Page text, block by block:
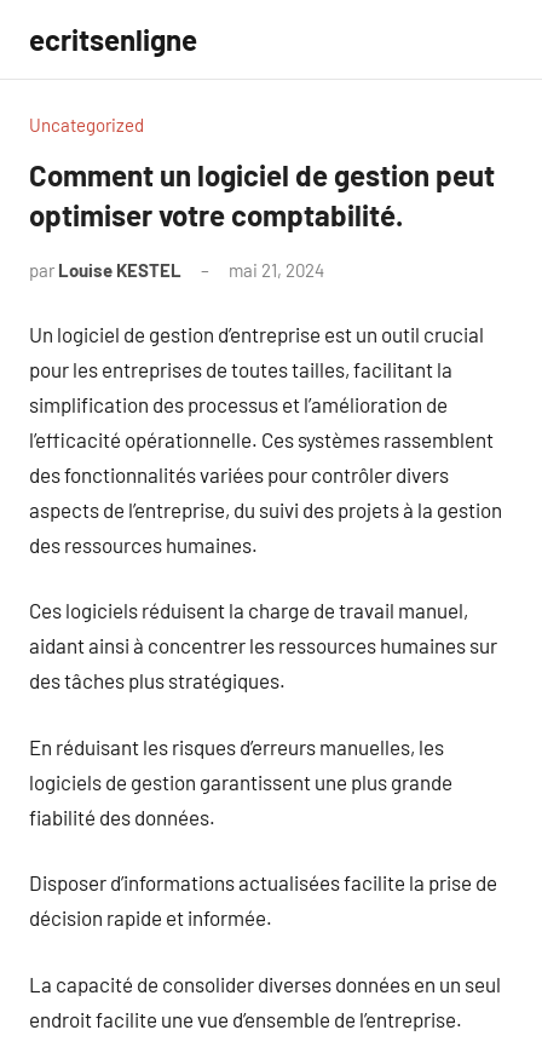
contenu
ecritsenligne
Uncategorized
Comment un logiciel de gestion peut
optimiser votre comptabilité.
par Louise KESTEL mai 21, 2024
Un logiciel de gestion d’entreprise est un outil crucial
pour les entreprises de toutes tailles, facilitant la
simplification des processus et l’amélioration de
l’efficacité opérationnelle. Ces systèmes rassemblent
des fonctionnalités variées pour contrôler divers
aspects de l’entreprise, du suivi des projets à la gestion
des ressources humaines.
Ces logiciels réduisent la charge de travail manuel,
aidant ainsi à concentrer les ressources humaines sur
des tâches plus stratégiques.
En réduisant les risques d’erreurs manuelles, les
logiciels de gestion garantissent une plus grande
fiabilité des données.
Disposer d’informations actualisées facilite la prise de
décision rapide et informée.
La capacité de consolider diverses données en un seul
endroit facilite une vue d’ensemble de l’entreprise.